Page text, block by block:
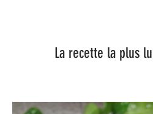
La recette la plus lue